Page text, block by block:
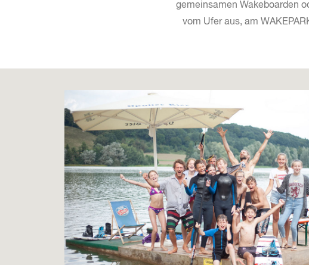
gemeinsamen Wakeboarden
vom Ufer aus, am